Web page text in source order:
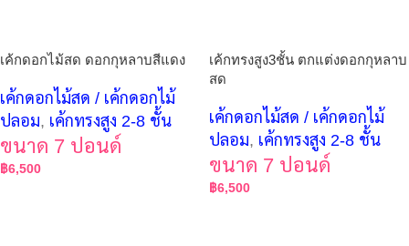
เค้กดอกไม้สด ดอกกุหลาบสีแดง
เค้กดอกไม้สด / เค้กดอกไม้
ปลอม, เค้กทรงสูง 2-8 ชั้น
ขนาด 7 ปอนด์
฿6,500
เค้กทรงสูง3ชั้น ตกแต่งดอกกุหลาบ
สด
เค้กดอกไม้สด / เค้กดอกไม้
ปลอม, เค้กทรงสูง 2-8 ชั้น
ขนาด 7 ปอนด์
฿6,500